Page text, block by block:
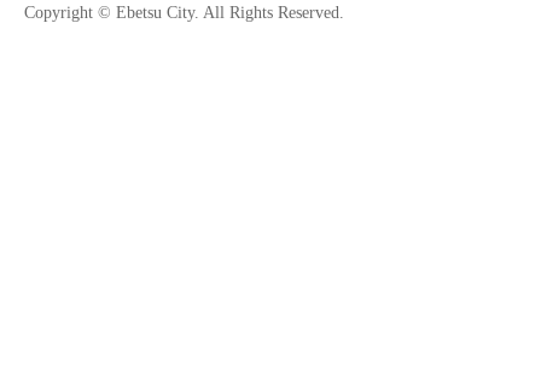
Copyright © Ebetsu City. All Rights Reserved.